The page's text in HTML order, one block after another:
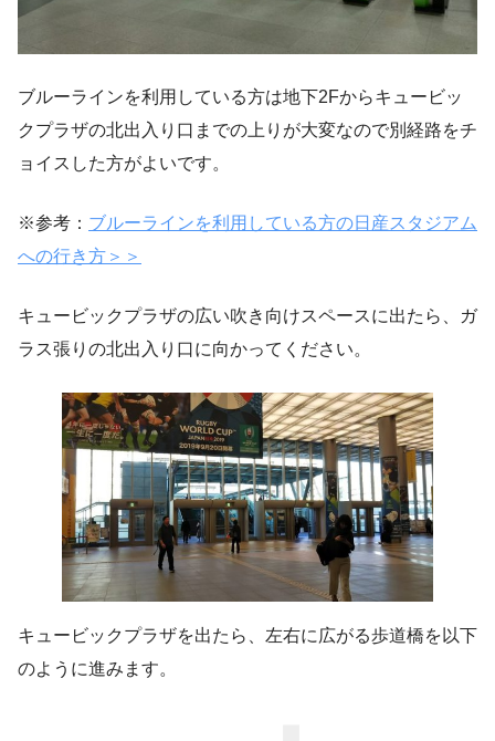
ブルーラインを利用している方は地下2Fからキュービッ
クプラザの北出入り口までの上りが大変なので別経路をチ
ョイスした方がよいです。
※参考： ブルーラインを利用している方の日産スタジアム
への行き方＞＞
キュービックプラザの広い吹き向けスペースに出たら、ガ
ラス張りの北出入り口に向かってください。
キュービックプラザを出たら、左右に広がる歩道橋を以下
のように進みます。